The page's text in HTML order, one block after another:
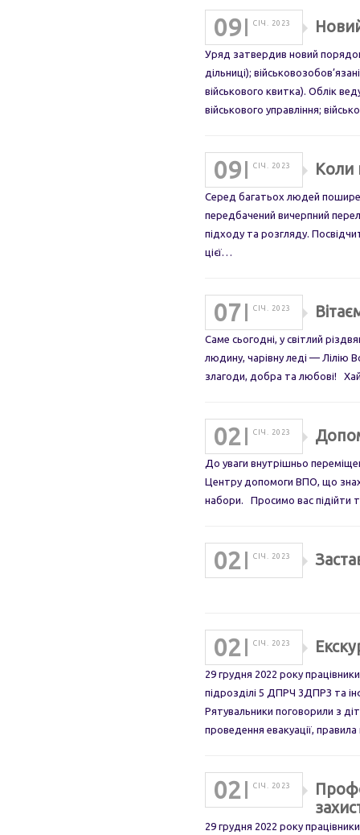
09 СІЧ. 2023
Уряд затвердив новий порядок
дільниці);
військового квитка). Облік
військового управління;
09 СІЧ. 2023 Коли
Серед багатьох людей
передбачений вичерпний
підходу та розгляду.
цієї…
07 СІЧ. 2023
Саме сьогодні, у світлий
людину, чарівну леді — Лілію
злагоди, добра та любові!
02 СІЧ. 2023
До уваги внутрішньо
Центру допомоги ВПО, що
набори. Просимо вас підійти
02 СІЧ. 2023
02 СІЧ. 2023
29 грудня 2022 року
підрозділі 5 ДПРЧ 3ДПРЗ та
Рятувальники поговорили з
проведення евакуації,
02 СІЧ. 2023
29 грудня 2022 року